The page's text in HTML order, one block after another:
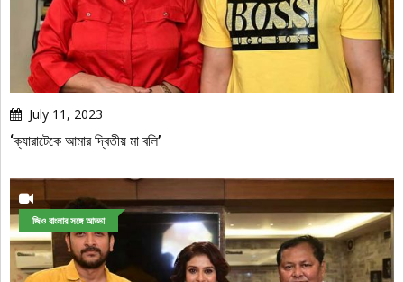
July 11, 2023
‘ক্যারাটেকে আমার দ্বিতীয় মা বলি’
জিও বাংলার সঙ্গে আড্ডা